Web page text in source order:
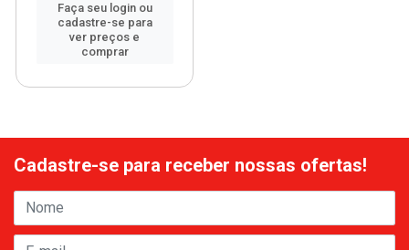
Faça seu login ou
cadastre-se para
ver preços e
comprar
Cadastre-se para receber nossas ofertas!